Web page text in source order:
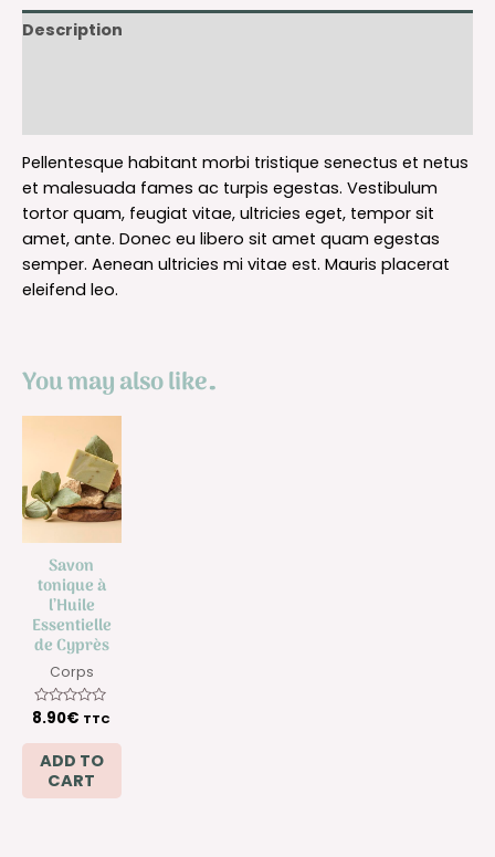
Description
Pellentesque habitant morbi tristique senectus et netus
et malesuada fames ac turpis egestas. Vestibulum
tortor quam, feugiat vitae, ultricies eget, tempor sit
amet, ante. Donec eu libero sit amet quam egestas
semper. Aenean ultricies mi vitae est. Mauris placerat
eleifend leo.
You may also like…
Savon
tonique à
l’Huile
Essentielle
de Cyprès
Corps
Rated
0
out
of
5
8.90€ TTC
ADD TO
CART